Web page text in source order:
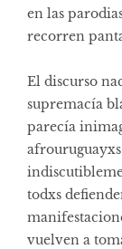
en las
recorren
El discurso
supremacía
parecía
todxs
vuelven a